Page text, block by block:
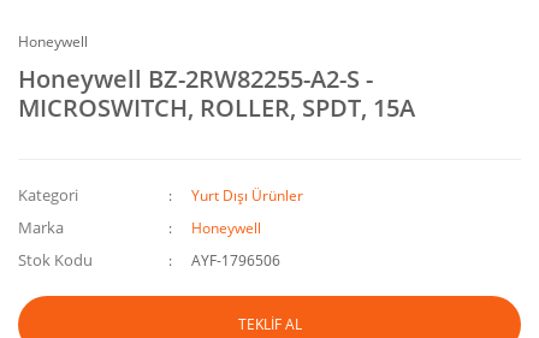
Honeywell
Honeywell BZ-2RW82255-A2-S -
MICROSWITCH, ROLLER, SPDT, 15A
Kategori Yurt Dışı Ürünler
Marka Honeywell
Stok Kodu AYF-1796506
TEKLİF AL